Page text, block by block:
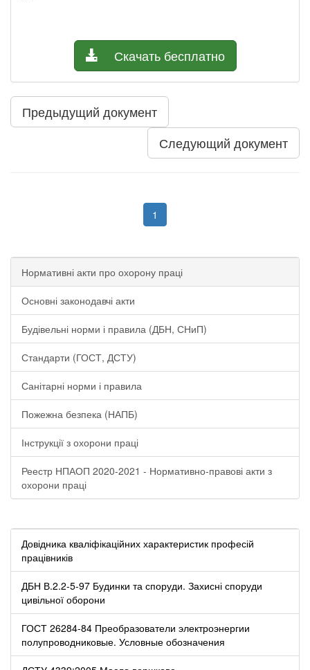
Скачать бесплатно
Предыдущий документ
Следующий документ
1
Нормативні акти про охорону праці
Основні законодавчі акти
Будівельні норми і правила (ДБН, СНиП)
Стандарти (ГОСТ, ДСТУ)
Санітарні норми і правила
Пожежна безпека (НАПБ)
Інструкції з охорони праці
Реестр НПАОП 2020-2021 - Нормативно-правові акти з
охорони праці
Довідника кваліфікаційних характеристик професій
працівників
ДБН В.2.2-5-97 Будинки та споруди. Захисні споруди
цивільної оборони
ГОСТ 26284-84 Преобразователи электроэнергии
полупроводниковые. Условные обозначения